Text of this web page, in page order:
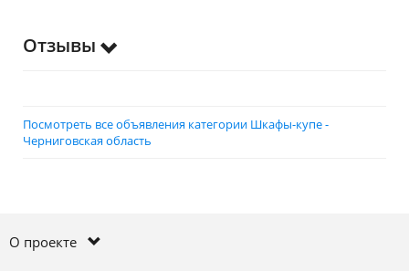
Отзывы
Посмотреть все объявления категории Шкафы-купе -
Черниговская область
О проекте